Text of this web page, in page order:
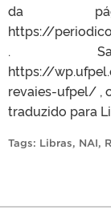
da
https://
.
https://
revaies-ufpel/ ,
traduzido para
Tags: Libras, NAI,